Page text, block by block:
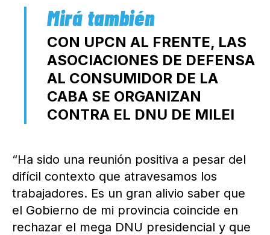
CON UPCN AL FRENTE, LAS
ASOCIACIONES DE DEFENSA
AL CONSUMIDOR DE LA
CABA SE ORGANIZAN
CONTRA EL DNU DE MILEI
“Ha sido una reunión positiva a pesar del
difícil contexto que atravesamos los
trabajadores. Es un gran alivio saber que
el Gobierno de mi provincia coincide en
rechazar el mega DNU presidencial y que